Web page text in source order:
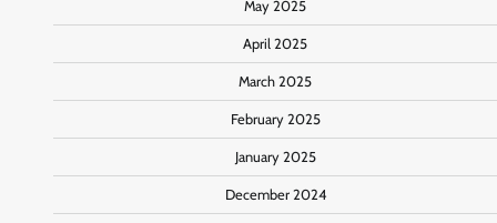
May 2025
April 2025
March 2025
February 2025
January 2025
December 2024